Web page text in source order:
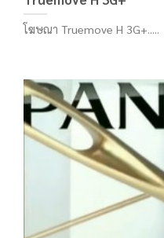
โฆษณา Truemove H 3G+.....